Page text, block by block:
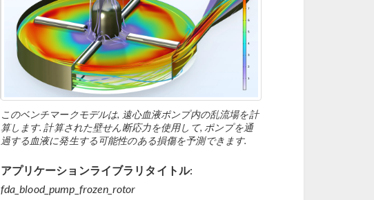
このベンチマークモデルは, 遠心血液ポンプ内の乱流場を計
算します. 計算された壁せん断応力を使用して, ポンプを通
過する血液に発生する可能性のある損傷を予測できます.
アプリケーションライブラリタイトル:
fda_blood_pump_frozen_rotor